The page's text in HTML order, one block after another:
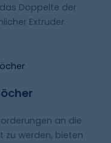
Doppelte der
Extruder.
an die
werden, bieten